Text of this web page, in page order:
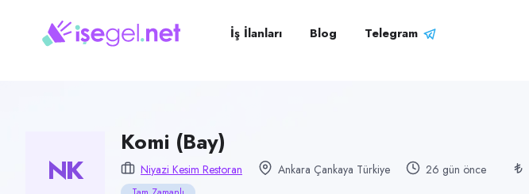
Komi (Bay)
Yiyecek & İçecek (Restoran/Cafe)
Çankaya, Ankara
İş İlanları Blog Telegram
NK
Komi (Bay)
Niyazi Kesim Restoran Ankara Çankaya Türkiye 26 gün önce